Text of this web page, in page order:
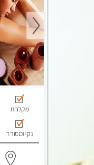
מקלחת
נקי ומסודר